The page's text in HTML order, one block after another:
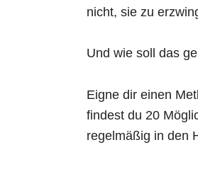
nicht, sie zu
Und wie soll das
Eigne dir einen
findest du 20
regelmäßig in den